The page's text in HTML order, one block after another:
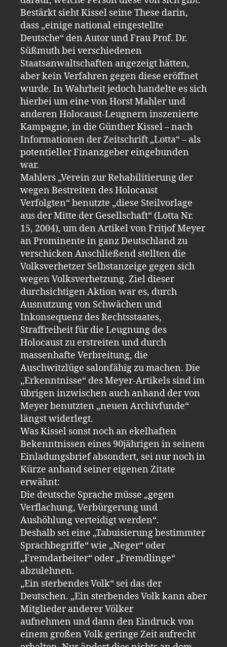
Bestärkt sieht Kissel seine These darin,
dass „einige national eingestellte
Deutsche“ den Autor und Frau Prof. Dr.
Süßmuth bei verschiedenen
Staatsanwaltschaften angezeigt hätten,
aber kein Verfahren gegen diese eröffnet
wurde. In Wahrheit jedoch handelte es sich
hierbei um eine von Horst Mahler und
anderen Holocaust-Leugnern inszenierte
Kampagne, in die Günther Kissel – nach
Informationen der Zeitschrift „Lotta“ – als
potentieller Finanzgeber eingebunden
war.
Mahlers „Verein zur Rehabilitierung der
wegen Bestreiten des Holocaust
Verfolgten“ benutzte „diese Steilvorlage
aus der Mitte der Gesellschaft“ (Lotta Nr.
15, 2004), um den Artikel von Fritjof Meyer
an Prominente in ganz Deutschland zu
verschicken Anschließend stellten die
Volksverhetzer Selbstanzeige gegen sich
wegen Volksverhetzung. Ziel dieser
durchsichtigen Aktion war es, durch
Ausnutzung von Schwächen und
Inkonsequenz des Rechtsstaates,
Straffreiheit für die Leugnung des
Holocaust zu erstreiten und durch
massenhafte Verbreitung, die
Auschwitzlüge salonfähig zu machen. Die
„Erkenntnisse“ des Meyer-Artikels sind im
übrigen inzwischen auch anhand der von
Meyer benutzten „neuen Archivfunde“
längst widerlegt.
Was Kissel sonst noch an ekelhaften
Bekenntnissen eines 90jährigen in seinem
Einladungsbrief absondert, sei nur noch in
Kürze anhand seiner eigenen Zitate
erwähnt:
Die deutsche Sprache müsse „gegen
Verflachung, Verbürgerung und
Aushöhlung verteidigt werden“.
Deshalb sei eine „Tabuisierung bestimmter
Sprachbegriffe“ wie „Neger“ oder
„Fremdarbeiter“ oder „Fremdlinge“
abzulehnen.
„Ein sterbendes Volk“ sei das der
Deutschen. „Ein sterbendes Volk kann aber
Mitglieder anderer Völker
aufnehmen und dann den Eindruck von
einem großen Volk geringe Zeit aufrecht